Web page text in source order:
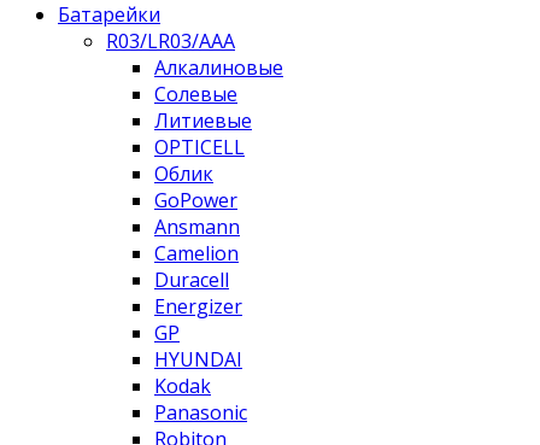
Батарейки
R03/LR03/AAA
Алкалиновые
Солевые
Литиевые
OPTICELL
Облик
GoPower
Ansmann
Camelion
Duracell
Energizer
GP
HYUNDAI
Kodak
Panasonic
Robiton